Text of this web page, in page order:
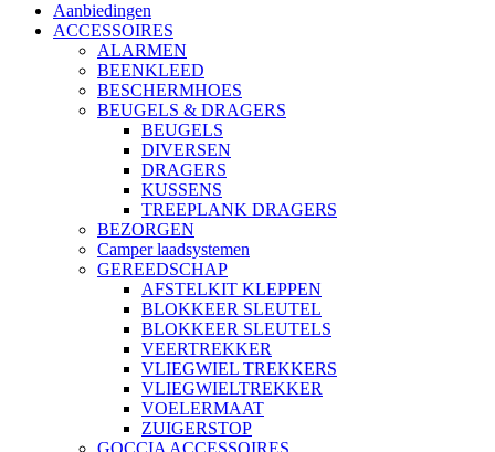
Aanbiedingen
ACCESSOIRES
ALARMEN
BEENKLEED
BESCHERMHOES
BEUGELS & DRAGERS
BEUGELS
DIVERSEN
DRAGERS
KUSSENS
TREEPLANK DRAGERS
BEZORGEN
Camper laadsystemen
GEREEDSCHAP
AFSTELKIT KLEPPEN
BLOKKEER SLEUTEL
BLOKKEER SLEUTELS
VEERTREKKER
VLIEGWIEL TREKKERS
VLIEGWIELTREKKER
VOELERMAAT
ZUIGERSTOP